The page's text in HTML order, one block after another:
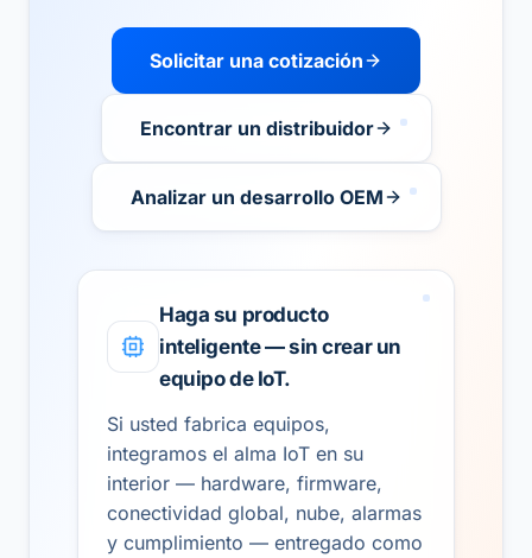
Solicitar una cotización
Encontrar un distribuidor
Analizar un desarrollo OEM
Haga su producto
inteligente — sin crear un
equipo de IoT.
Si usted fabrica equipos,
integramos el alma IoT en su
interior — hardware, firmware,
conectividad global, nube, alarmas
y cumplimiento — entregado como